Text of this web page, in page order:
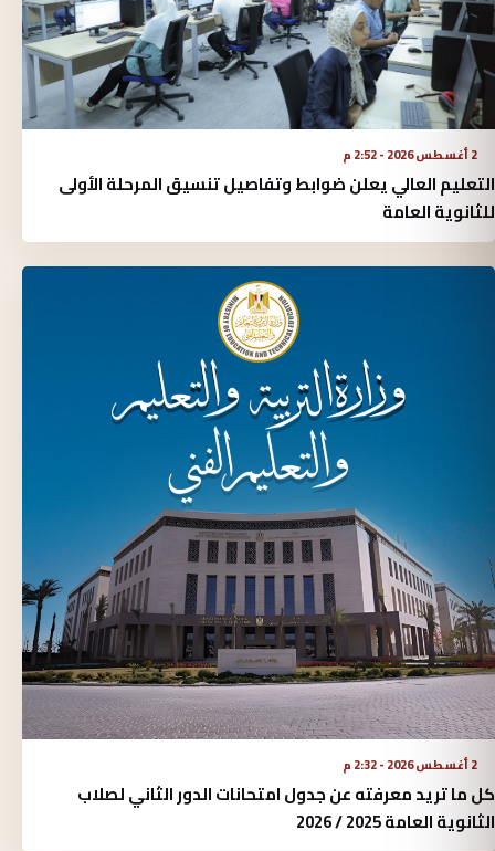
2 أغسطس 2026 - 2:52 م
التعليم العالي يعلن ضوابط وتفاصيل تنسيق المرحلة الأولى
للثانوية العامة
2 أغسطس 2026 - 2:32 م
كل ما تريد معرفته عن جدول امتحانات الدور الثاني لصلاب
الثانوية العامة 2025 / 2026